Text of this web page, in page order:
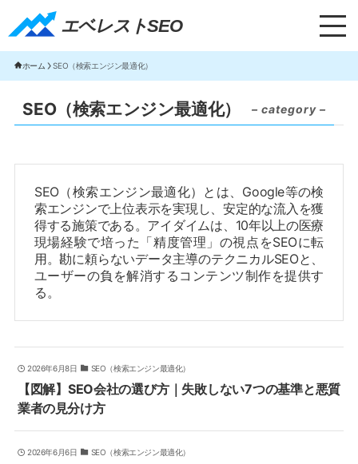
エベレストSEO
エベレストSEO｜TOP
ホーム SEO（検索エンジン最適化）
SEO（検索エンジン最適化） – category –
SEO（検索エンジン最適化）とは、Google等の検
索エンジンで上位表示を実現し、安定的な流入を獲
得する施策である。アイダイムは、10年以上の医療
現場経験で培った「精度管理」の視点をSEOに転
用。勘に頼らないデータ主導のテクニカルSEOと、
ユーザーの負を解消するコンテンツ制作を提供す
る。
2026年6月8日 SEO（検索エンジン最適化）
【図解】SEO会社の選び方｜失敗しない7つの基準と悪質
業者の見分け方
2026年6月6日 SEO（検索エンジン最適化）